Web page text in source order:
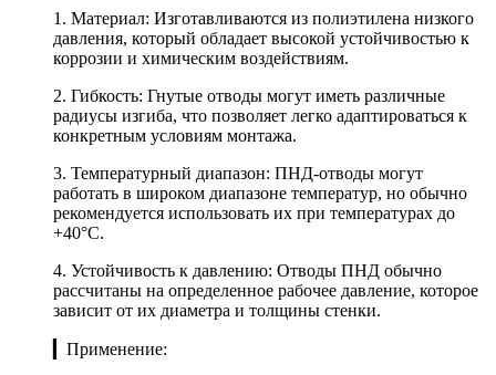
1. Материал: Изготавливаются из полиэтилена низкого
давления, который обладает высокой устойчивостью к
коррозии и химическим воздействиям.
2. Гибкость: Гнутые отводы могут иметь различные
радиусы изгиба, что позволяет легко адаптироваться к
конкретным условиям монтажа.
3. Температурный диапазон: ПНД-отводы могут
работать в широком диапазоне температур, но обычно
рекомендуется использовать их при температурах до
+40°C.
4. Устойчивость к давлению: Отводы ПНД обычно
рассчитаны на определенное рабочее давление, которое
зависит от их диаметра и толщины стенки.
▎Применение: